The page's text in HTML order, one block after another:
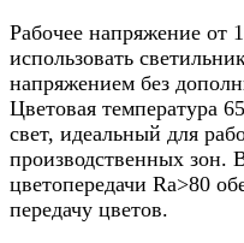
Рабочее напряжение от
использовать
напряжением без
Цветовая температура
свет, идеальный для
производственных зон.
цветопередачи Ra>80
передачу цветов.